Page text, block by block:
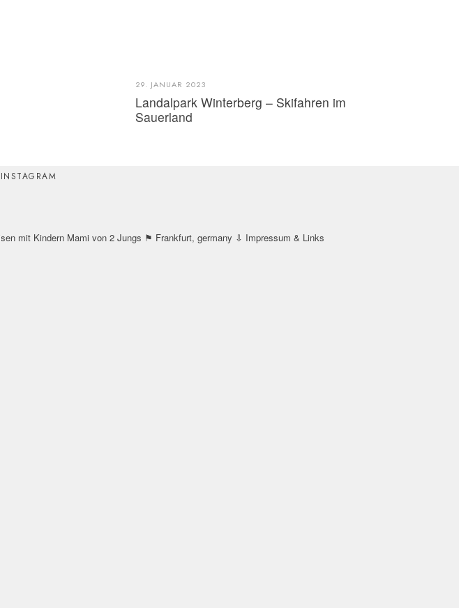
29. JANUAR 2023
Landalpark Winterberg – Skifahren im
Sauerland
mit KindernMami von 2 Jungs ⚑ Frankfurt, germany ⇩ Impressum & Links